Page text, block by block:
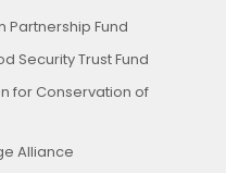
Partnership Fund
Security Trust Fund
for Conservation of
Alliance